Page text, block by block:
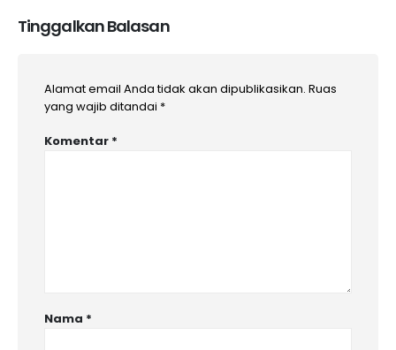
Tinggalkan Balasan
Alamat email Anda tidak akan dipublikasikan. Ruas
yang wajib ditandai *
Komentar *
Nama *